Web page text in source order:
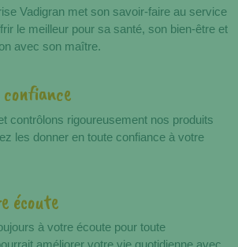
Vadigran met son savoir-faire au service
le meilleur pour sa santé, son bien-être et
avec son maître.
contrôlons rigoureusement nos produits
les donner en toute confiance à votre
écoute
à votre écoute pour toute